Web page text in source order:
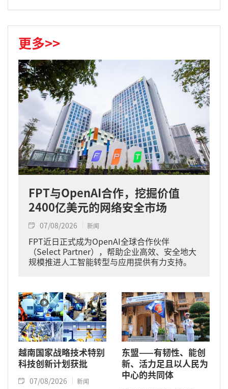
更多>>
FPT与OpenAI合作，挖掘价值
2400亿美元的网络安全市场
07/08/2026 新闻
FPT近日正式成为OpenAI全球合作伙伴
（Select Partner），帮助企业高效、安全地大
规模推进人工智能转型与应用提供有力支持。
越南国家战略技术特别
科技创新计划获批
07/08/2026 新闻
东盟——有韧性、能创
新、活力足且以人民为
中心的共同体